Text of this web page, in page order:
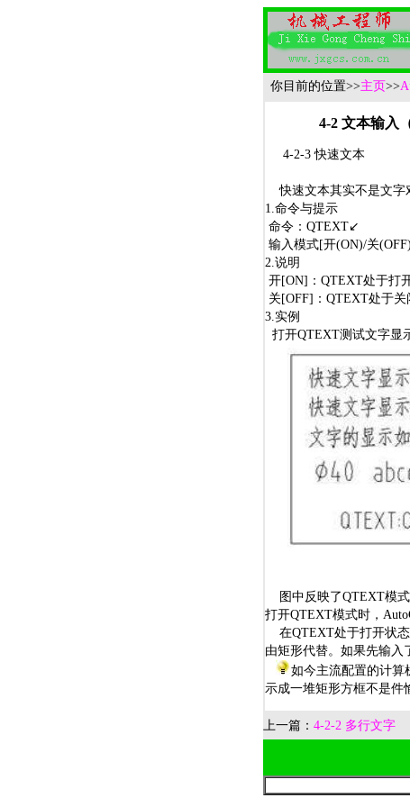
你目前的位置>>主页>>
4-2 文本输入（
4-2-3 快速文本
快速文本其实不是文字
1.命令与提示
命令：QTEXT↙
输入模式[开(ON)/关
2.说明
开[ON]：QTEXT处于打
关[OFF]：QTEXT处于关
3.实例
打开QTEXT测试文字显
图中反映了QTEXT模式
打开QTEXT模式时，
在QTEXT处于打开状态
由矩形代替。如果先输入
如今主流配置的计算
示成一堆矩形方框不是件
上一篇： 4-2-2 多行文字